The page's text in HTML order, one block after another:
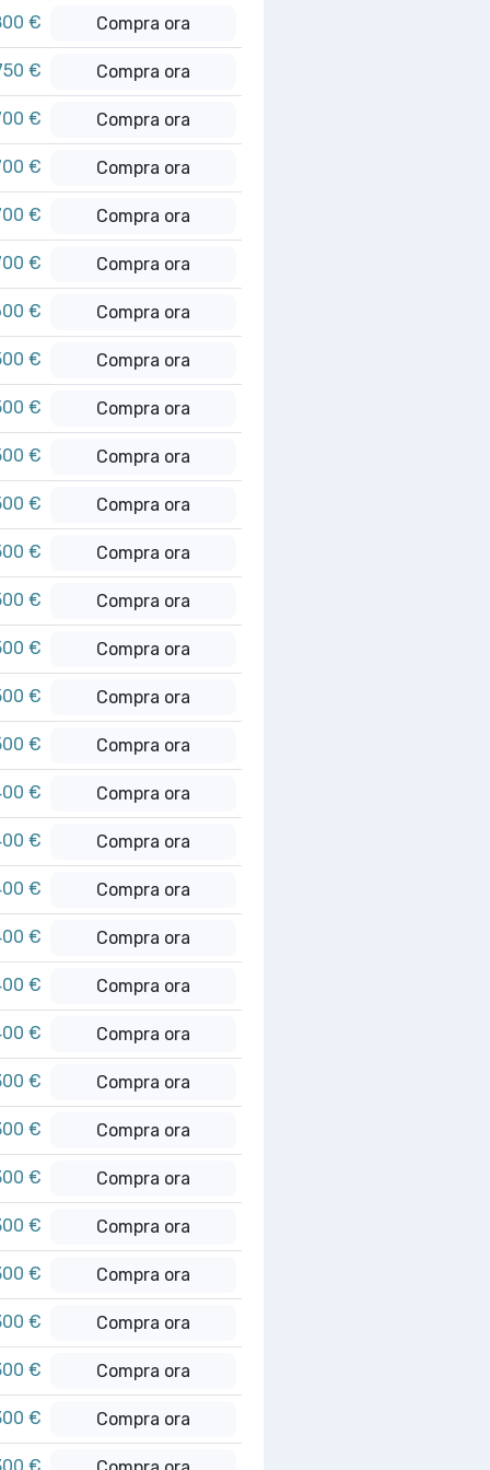
€ Compra ora
€ Compra ora
€ Compra ora
€ Compra ora
€ Compra ora
€ Compra ora
€ Compra ora
€ Compra ora
€ Compra ora
€ Compra ora
€ Compra ora
€ Compra ora
€ Compra ora
€ Compra ora
€ Compra ora
€ Compra ora
€ Compra ora
€ Compra ora
€ Compra ora
€ Compra ora
€ Compra ora
€ Compra ora
€ Compra ora
€ Compra ora
€ Compra ora
€ Compra ora
€ Compra ora
€ Compra ora
€ Compra ora
€ Compra ora